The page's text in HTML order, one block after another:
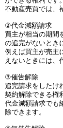
不動産売買では、
②代金減額請求
買主が相当の期間
の追完がないとき
例えば買主が売主
えないときには、
③催告解除
追完請求をしたけ
契約解除できる権
代金減額請求でも
除できます。